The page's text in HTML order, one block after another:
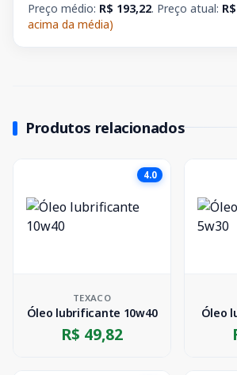
Preço médio: R$ 193,22. Preço atual:
acima da média)
Produtos relacionados
4.0
TEXACO
Óleo lubrificante 10w40
R$ 49,82
Óleo